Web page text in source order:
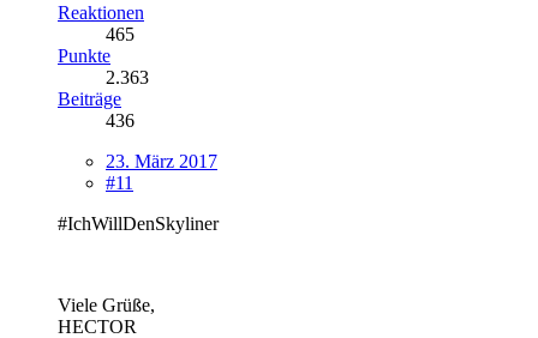
Reaktionen
465
Punkte
2.363
Beiträge
436
23. März 2017
#11
#IchWillDenSkyliner
Viele Grüße,
HECTOR